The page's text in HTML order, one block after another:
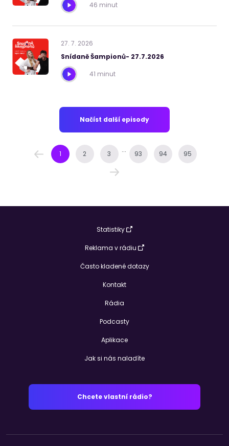
46 minut
27. 7. 2026
Snídaně Šampionů- 27.7.2026
41 minut
Načíst další episody
1 2 3 ... 93 94 95
Statistiky
Reklama v rádiu
Často kladené dotazy
Kontakt
Rádia
Podcasty
Aplikace
Jak si nás naladíte
Chcete vlastní rádio?